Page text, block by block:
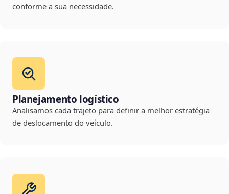
conforme a sua necessidade.
Planejamento logístico
Analisamos cada trajeto para definir a melhor estratégia
de deslocamento do veículo.